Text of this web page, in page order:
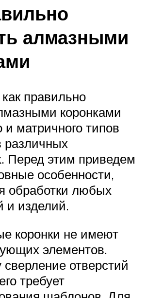
алмазными
правильно
коронками
и матричного типов
различных
Перед этим приведем
особенности,
обработки любых
и изделий.
коронки не имеют
элементов.
отверстий
требует